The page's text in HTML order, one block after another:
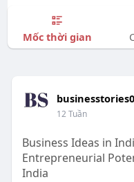
Mốc thời gian
12 Tuần
Business Ideas in
Entrepreneurial
India